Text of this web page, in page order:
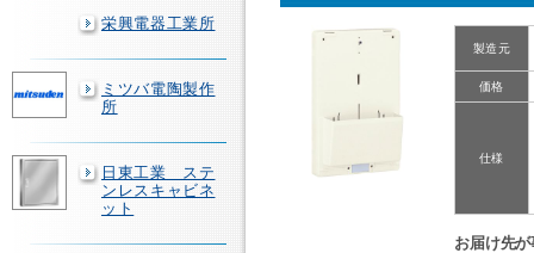
栄興電器工業所
ミツバ電陶製作
所
日東工業 ステ
ンレスキャビネ
ット
製造元
価格
仕様
お届け先